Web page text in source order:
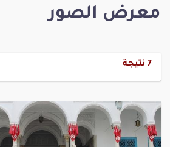
معرض الصور
7 نتيجة